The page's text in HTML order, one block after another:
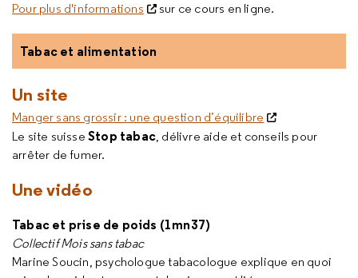
Pour plus d'informations
sur ce cours en ligne.
Tabac et alimentation
Un site
Manger sans grossir : une question d’équilibre
Le site suisse Stop tabac, délivre aide et conseils pour
arrêter de fumer.
Une vidéo
Tabac et prise de poids (1mn37)
Collectif Mois sans tabac
Marine Soucin, psychologue tabacologue explique en quoi